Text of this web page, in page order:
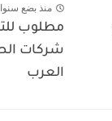
منذ بضع
مطلوب
شركات
العرب